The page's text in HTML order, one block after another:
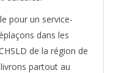
pour un service-
dans les
de la région de
partout au